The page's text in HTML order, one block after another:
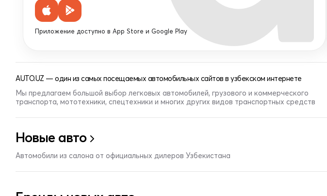
Приложение доступно в App Store и Google Play
AUTO.UZ — один из самых посещаемых автомобильных сайтов в узбекском интернете
Мы предлагаем большой выбор легковых автомобилей, грузового и коммерческого
транспорта, мототехники, спецтехники и многих других видов транспортных средств
Новые авто
Автомобили из салона от официальных дилеров Узбекистана